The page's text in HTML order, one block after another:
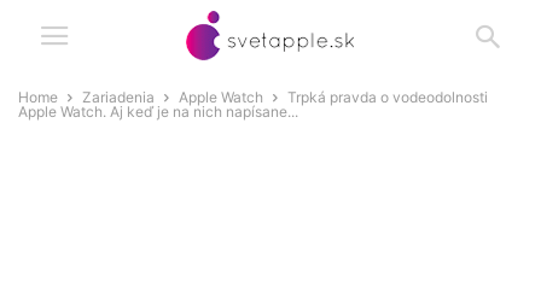
Home Zariadenia Apple Watch
Trpká pravda o vodeodolnosti
Apple Watch. Aj keď je na nich napísane...